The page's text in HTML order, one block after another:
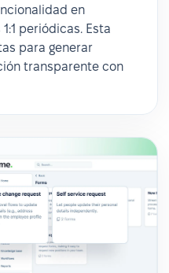
en
periódicas. Esta
para generar
transparente con